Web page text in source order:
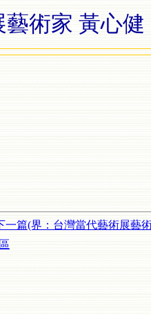
術家 黃心健
一篇(界：台灣當代藝術展藝